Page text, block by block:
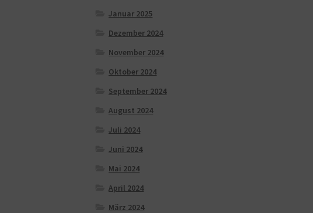
Januar 2025
Dezember 2024
November 2024
Oktober 2024
September 2024
August 2024
Juli 2024
Juni 2024
Mai 2024
April 2024
März 2024